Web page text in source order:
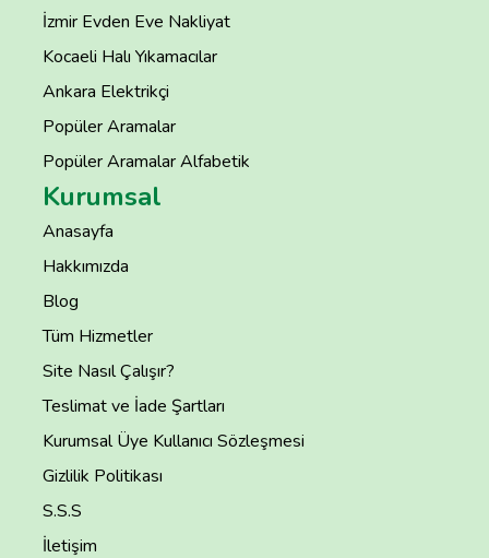
İzmir Evden Eve Nakliyat
Kocaeli Halı Yıkamacılar
Ankara Elektrikçi
Popüler Aramalar
Popüler Aramalar Alfabetik
Kurumsal
Anasayfa
Hakkımızda
Blog
Tüm Hizmetler
Site Nasıl Çalışır?
Teslimat ve İade Şartları
Kurumsal Üye Kullanıcı Sözleşmesi
Gizlilik Politikası
S.S.S
İletişim